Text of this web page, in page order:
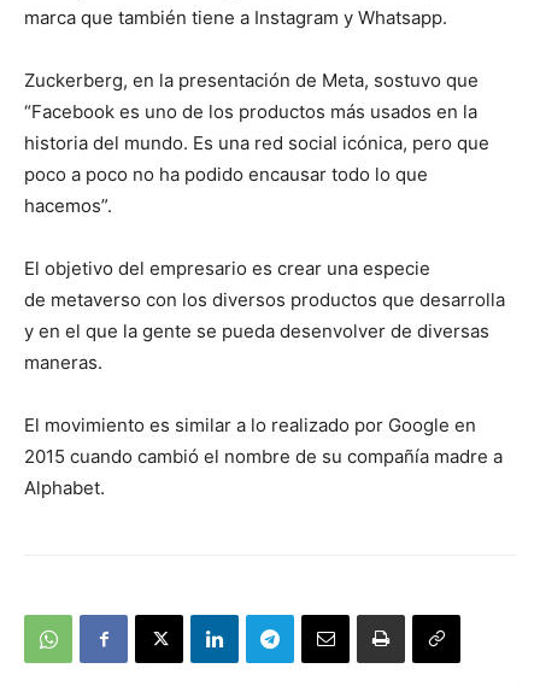
marca que también tiene a Instagram y Whatsapp.
Zuckerberg, en la presentación de Meta, sostuvo que
“Facebook es uno de los productos más usados en la
historia del mundo. Es una red social icónica, pero que
poco a poco no ha podido encausar todo lo que
hacemos”.
El objetivo del empresario es crear una especie
de metaverso con los diversos productos que desarrolla
y en el que la gente se pueda desenvolver de diversas
maneras.
El movimiento es similar a lo realizado por Google en
2015 cuando cambió el nombre de su compañía madre a
Alphabet.